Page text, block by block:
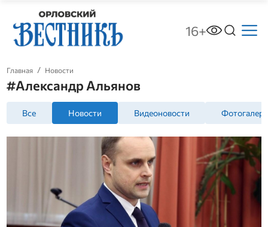
16+
Главная Новости
#Александр Альянов
Все Новости Видеоновости